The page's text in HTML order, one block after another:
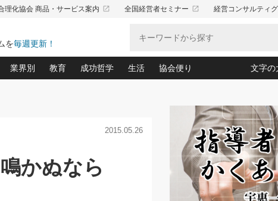
理化協会 商品・サービス案内 launch 全国経営者セミナー launch 経営コンサルティグ
を毎週更新！
2026.08.5 2026.08.5
第86回 「言葉狩り」
い、やってお
の新常識』(12)
品」(109)
くための緊急対策(100)
会社はココが違う！(36)
の生産性を下げるハラスメントの予防策(10)
決定の定石(68)
・社員・社会から支持される「ウェルビーイング経営入
業界別
大久保一彦の“流行る”お店の仕組みづくり(210)
柿内幸夫─社長のための現場改善(174)
教育
あなただからお願いしたいと思われる 気配りの達人(127)
クレーム対応 実践マニュアル(92)
クレーム対応の新知識と新常識(57)
デキル社員に育てる！ 社員教育の決め手(203)
成功哲学
中国哲学に学ぶ 不況は会社守成の好機(38)
令和時代の「社長の人間力の磨き方」(86)
先人の名句名言の教え 東洋思想に学ぶ経営学(132)
渡部昇一の「日本の指導者たち」(32)
生活
おのころ心平の ──社長のための「か
(50)
デジタルＡＶを味方に！新・仕事術
リーダー脳の鍛え方(32)
ワインを楽しむ基礎レッスン(12)
協会便り
「愛読者通信」著者インタビ
ビジネス見聞録 経営ニュー
作間信司の経営無形庵(けいえ
経営セミナー情報局(1)
繁栄への着眼点 牟田太陽
文字の
2015.05.26
かぬなら